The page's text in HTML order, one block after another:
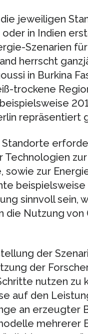
jeweiligen
oder in Indien
Szenarien
herrscht
in Burkina
trockene
repräsentiert
Technologien
sowie zur
sinnvoll sein,
die Nutzung
der
der
nutzen zu
auf den
an erzeugter
mehrerer